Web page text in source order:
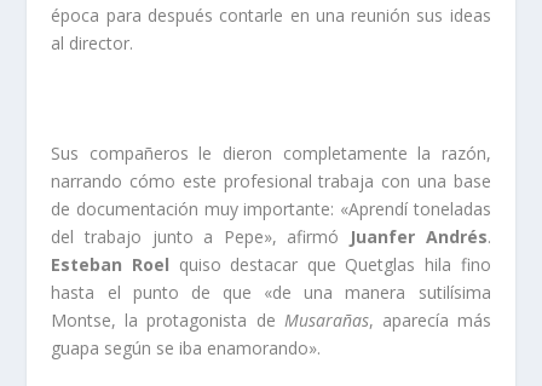
época para después contarle en una reunión sus ideas
al director.
Sus compañeros le dieron completamente la razón,
narrando cómo este profesional trabaja con una base
de documentación muy importante: «Aprendí toneladas
del trabajo junto a Pepe», afirmó
Juanfer Andrés.
Esteban Roel quiso destacar que Quetglas hila fino
hasta el punto de que «de una manera sutilísima
Montse, la protagonista de Musarañas, aparecía más
guapa según se iba enamorando».